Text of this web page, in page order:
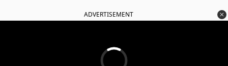
ADVERTISEMENT